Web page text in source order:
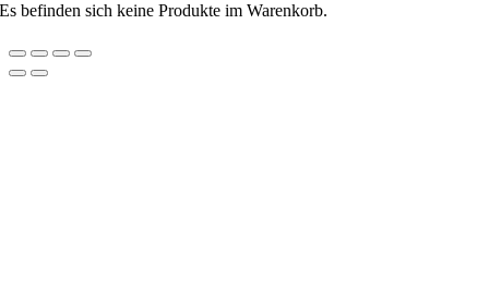
Es befinden sich keine Produkte im Warenkorb.